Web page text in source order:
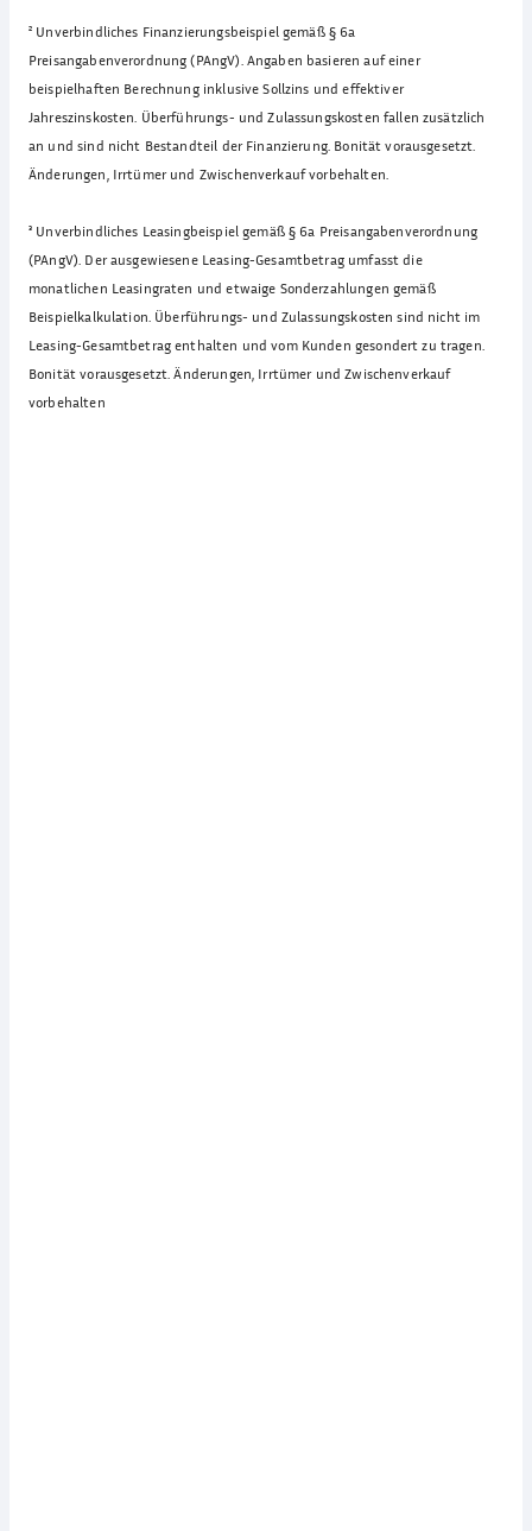
² Unverbindliches Finanzierungsbeispiel gemäß § 6a
Preisangabenverordnung (PAngV). Angaben basieren auf einer
beispielhaften Berechnung inklusive Sollzins und effektiver
Jahreszinskosten. Überführungs- und Zulassungskosten fallen zusätzlich
an und sind nicht Bestandteil der Finanzierung. Bonität vorausgesetzt.
Änderungen, Irrtümer und Zwischenverkauf vorbehalten.
³ Unverbindliches Leasingbeispiel gemäß § 6a Preisangabenverordnung
(PAngV). Der ausgewiesene Leasing-Gesamtbetrag umfasst die
monatlichen Leasingraten und etwaige Sonderzahlungen gemäß
Beispielkalkulation. Überführungs- und Zulassungskosten sind nicht im
Leasing-Gesamtbetrag enthalten und vom Kunden gesondert zu tragen.
Bonität vorausgesetzt. Änderungen, Irrtümer und Zwischenverkauf
vorbehalten